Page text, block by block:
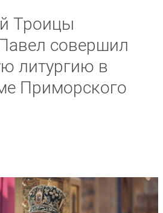
Троицы
совершил
литургию в
Приморского